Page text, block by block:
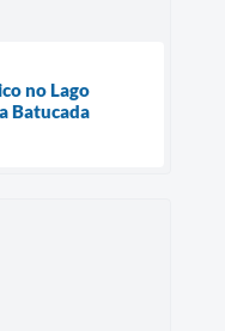
no Lago
Batucada